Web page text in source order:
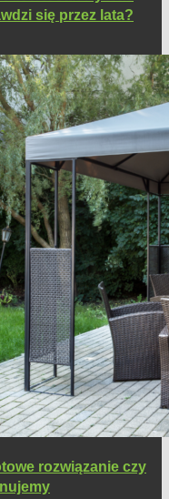
się przez lata?
rozwiązanie czy